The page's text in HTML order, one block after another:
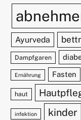
Ayurveda
Dampfgaren
Ernährung Fasten
haut
infektion kinder